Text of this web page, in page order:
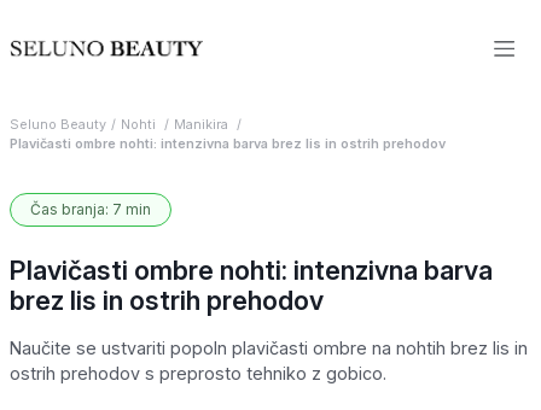
Seluno Beauty Nohti
Manikira
Plavičasti ombre nohti: intenzivna barva brez lis in ostrih prehodov
Čas branja: 7 min
Plavičasti ombre nohti: intenzivna barva
brez lis in ostrih prehodov
Naučite se ustvariti popoln plavičasti ombre na nohtih brez lis in
ostrih prehodov s preprosto tehniko z gobico.